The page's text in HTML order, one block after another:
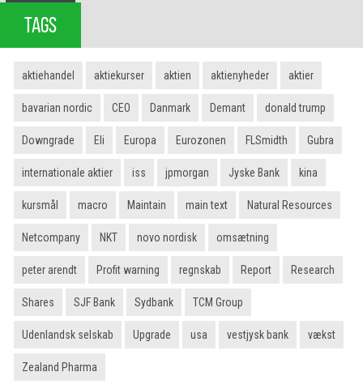
TAGS
aktiehandel aktiekurser aktien aktienyheder aktier
bavarian nordic CEO Danmark Demant donald trump
Downgrade Eli Europa Eurozonen FLSmidth Gubra
internationale aktier iss jpmorgan Jyske Bank kina
kursmål macro Maintain main text Natural Resources
Netcompany NKT novo nordisk omsætning
peter arendt Profit warning regnskab Report Research
Shares SJF Bank Sydbank TCM Group
Udenlandsk selskab Upgrade usa vestjysk bank vækst
Zealand Pharma